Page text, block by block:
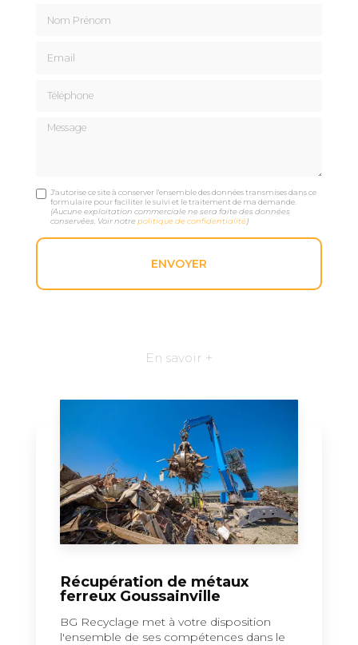
Message
J'autorise ce site à conserver l'ensemble des données transmises dans ce
formulaire pour faciliter le suivi et le traitement de ma demande.
(Aucune exploitation commerciale ne sera faite des données
conservées. Voir notrepolitique de confidentialité)
En savoir +
Récupération de métaux
ferreux Goussainville
BG Recyclage met à votre disposition
l'ensemble de ses compétences dans le